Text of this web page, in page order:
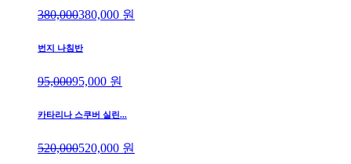
380,000380,000 원
번지 나침반
95,00095,000 원
카타리나 스쿠버 실린...
520,000520,000 원